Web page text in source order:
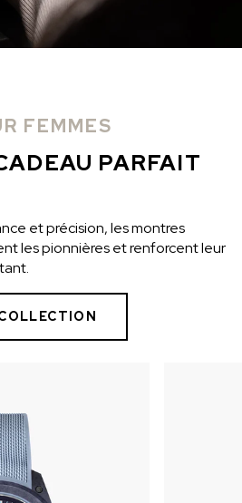
FEMMES
PARFAIT
et précision, les montres
les pionnières et renforcent leur